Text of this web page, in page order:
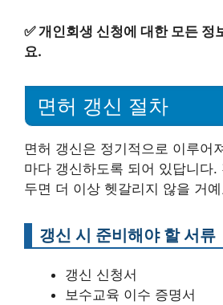
✅개인회생 신청에 대한 모든 정
요.
면허 갱신 절차
면허 갱신은 정기적으로 이루어
마다 갱신하도록 되어 있답니다.
두면 더 이상 헷갈리지 않을 거
갱신 시 준비해야 할 서류
갱신 신청서
보수교육 이수 증명서